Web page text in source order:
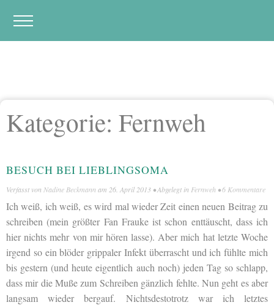
Kategorie: Fernweh
BESUCH BEI LIEBLINGSOMA
Verfasst von Nadine Beckmann am 26. April 2013 • Abgelegt in Fernweh •6 Kommentare
Ich weiß, ich weiß, es wird mal wieder Zeit einen neuen Beitrag zu
schreiben (mein größter Fan Frauke ist schon enttäuscht, dass ich
hier nichts mehr von mir hören lasse). Aber mich hat letzte Woche
irgend so ein blöder grippaler Infekt überrascht und ich fühlte mich
bis gestern (und heute eigentlich auch noch) jeden Tag so schlapp,
dass mir die Muße zum Schreiben gänzlich fehlte. Nun geht es aber
langsam wieder bergauf. Nichtsdestotrotz war ich letztes